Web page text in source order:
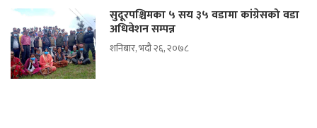
सुदूरपश्चिमका ५ सय ३५ वडामा कांग्रेसको वडा
अधिवेशन सम्पन्न
शनिबार, भदौ २६, २०७८